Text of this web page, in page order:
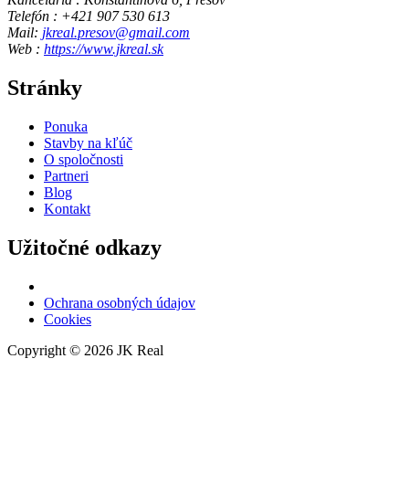
Telefón : +421 907 530 613
Mail: jkreal.presov@gmail.com
Web : https://www.jkreal.sk
Stránky
Ponuka
Stavby na kľúč
O spoločnosti
Partneri
Blog
Kontakt
Užitočné odkazy
Ochrana osobných údajov
Cookies
Copyright © 2026 JK Real